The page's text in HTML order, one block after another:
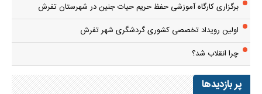
برگزاری کارگاه آموزشی حفظ حریم حیات جنین در شهرستان تفرش
اولین رویداد تخصصی کشوری گردشگری شهر تفرش
چرا انقلاب شد؟
پر بازدیدها